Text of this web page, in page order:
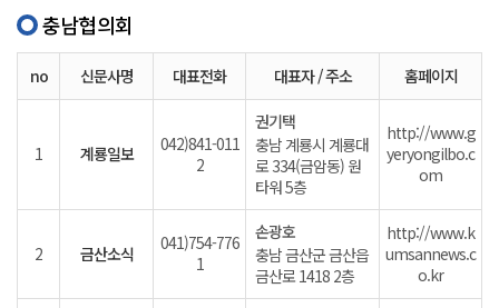
충남협의회
no 신문사명 대표전화 대표자 / 주소 홈페이지
1 계룡일보
042)841-011
2
권기택
충남 계룡시 계룡대
로 334(금암동) 원
타워 5층
http://www.g
yeryongilbo.c
om
2 금산소식
041)754-776
1
손광호
충남 금산군 금산읍
금산로 1418 2층
http://www.k
umsannews.c
o.kr